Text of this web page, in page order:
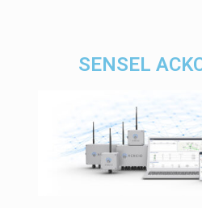
SENSEL